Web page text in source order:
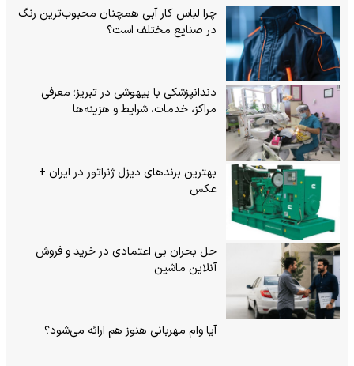
چرا لباس کار آبی همچنان محبوب‌ترین رنگ
در صنایع مختلف است؟
دندانپزشکی با بیهوشی در تبریز؛ معرفی
مراکز، خدمات، شرایط و هزینه‌ها
بهترین برندهای دیزل ژنراتور در ایران +
عکس
حل بحران بی‌ اعتمادی در خرید و فروش
آنلاین ماشین
آیا وام مهربانی هنوز هم ارائه می‌شود؟